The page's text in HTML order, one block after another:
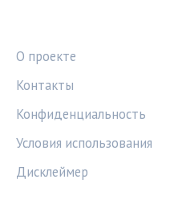
О проекте
Контакты
Конфиденциальность
Условия использования
Дисклеймер